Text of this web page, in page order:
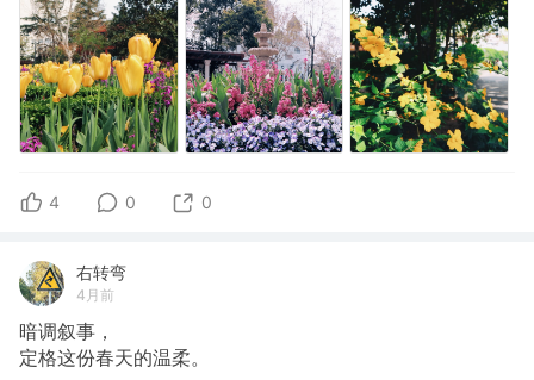
4 0 0
右转弯
4月前
暗调叙事，
定格这份春天的温柔。